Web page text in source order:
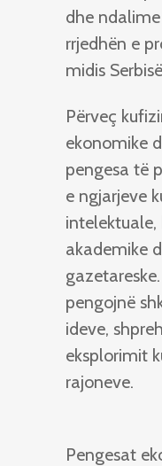
dhe
rrjedhën e
midis
Përveç
ekonomike
pengesa të
e ngjarjeve
akademike
pengojnë
ideve,
eksplorimit
rajoneve.
Pengesat